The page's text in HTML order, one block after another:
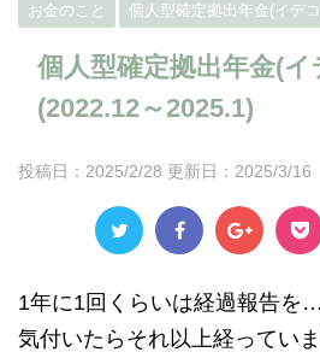
お金のこと 個人型確定拠出年金(イデ
個人型確定拠出年金(
(2022.12～2025.1)
投稿日：2025/2/28 更新日： 2025/3/16
1年に1回くらいは経過報告を
気付いたらそれ以上経ってい